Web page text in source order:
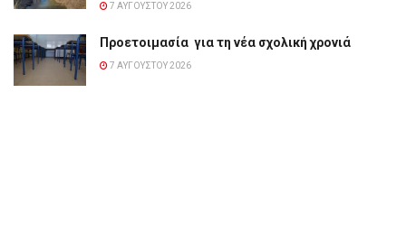
7 ΑΥΓΟΎΣΤΟΥ 2026
Προετοιμασία για τη νέα σχολική χρονιά
7 ΑΥΓΟΎΣΤΟΥ 2026